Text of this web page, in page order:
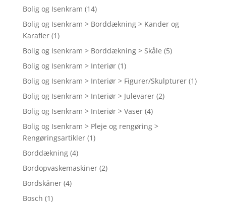
Bolig og Isenkram (14)
Bolig og Isenkram > Borddækning > Kander og
Karafler (1)
Bolig og Isenkram > Borddækning > Skåle (5)
Bolig og Isenkram > Interiør (1)
Bolig og Isenkram > Interiør > Figurer/Skulpturer (1)
Bolig og Isenkram > Interiør > Julevarer (2)
Bolig og Isenkram > Interiør > Vaser (4)
Bolig og Isenkram > Pleje og rengøring >
Rengøringsartikler (1)
Borddækning (4)
Bordopvaskemaskiner (2)
Bordskåner (4)
Bosch (1)